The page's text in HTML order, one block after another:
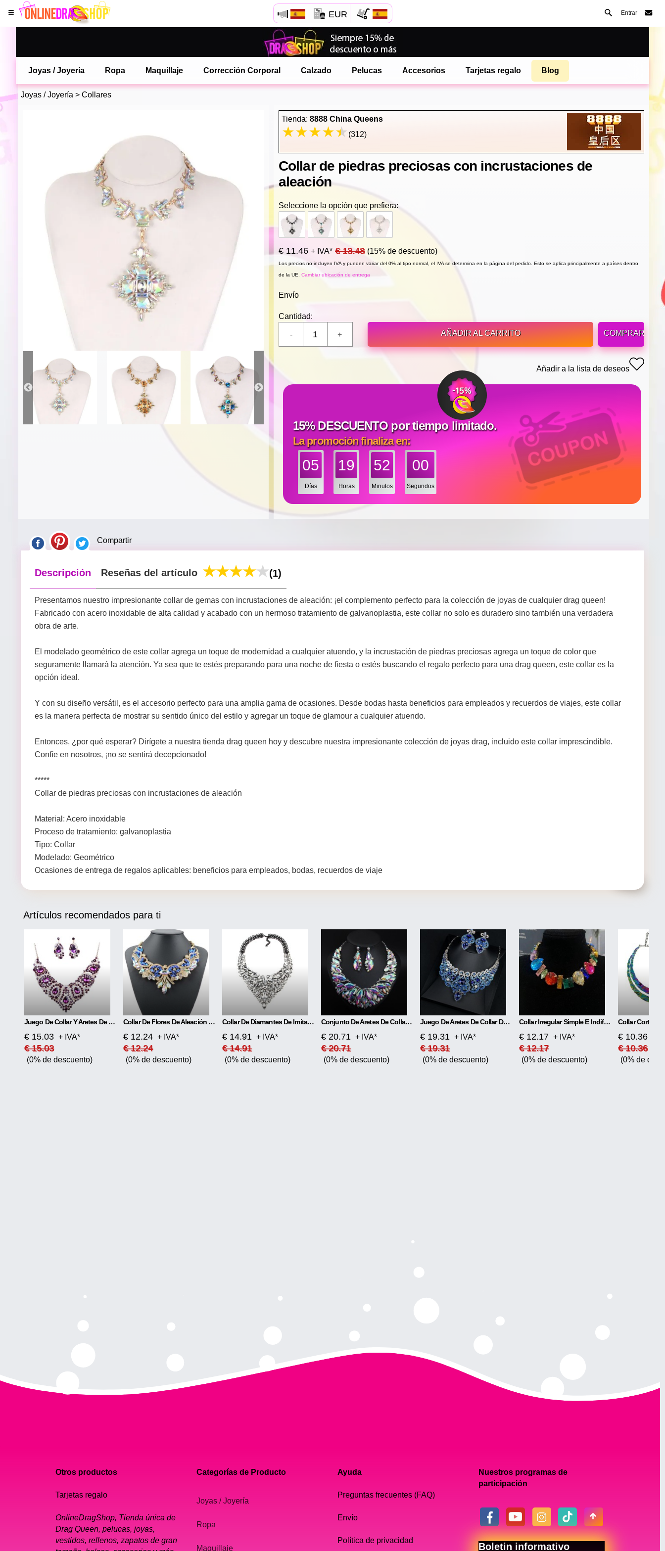
EUR Entrar
Joyas / Joyería Ropa Maquillaje Corrección Corporal Calzado Pelucas Accesorios Tarjetas regalo Blog
Joyas / Joyería > Collares
Tienda: 8888 China Queens
(312)
Collar de piedras preciosas con incrustaciones de
aleación
Seleccione la opción que prefiera:
€ 11.46 + IVA* € 13.48 (15% de descuento)
Los precios no incluyen IVA y pueden variar del 0% al tipo normal, el IVA se determina en la página del pedido. Esto se aplica principalmente a países dentro
de la UE. Cambiar ubicación de entrega
Envío
Cantidad:
AÑADIR AL CARRITO
COMPRAR
Añadir a la lista de deseos
15% DESCUENTO por tiempo limitado.
La promoción finaliza en:
05
Días
19
Horas
51
Minutos
58
Segundos
Compartir
Descripción Reseñas del artículo (1)
Presentamos nuestro impresionante collar de gemas con incrustaciones de aleación: ¡el complemento perfecto para la colección de joyas de cualquier drag queen!
Fabricado con acero inoxidable de alta calidad y acabado con un hermoso tratamiento de galvanoplastia, este collar no solo es duradero sino también una verdadera
obra de arte.
El modelado geométrico de este collar agrega un toque de modernidad a cualquier atuendo, y la incrustación de piedras preciosas agrega un toque de color que
seguramente llamará la atención. Ya sea que te estés preparando para una noche de fiesta o estés buscando el regalo perfecto para una drag queen, este collar es la
opción ideal.
Y con su diseño versátil, es el accesorio perfecto para una amplia gama de ocasiones. Desde bodas hasta beneficios para empleados y recuerdos de viajes, este collar
es la manera perfecta de mostrar su sentido único del estilo y agregar un toque de glamour a cualquier atuendo.
Entonces, ¿por qué esperar? Dirígete a nuestra tienda drag queen hoy y descubre nuestra impresionante colección de joyas drag, incluido este collar imprescindible.
Confíe en nosotros, ¡no se sentirá decepcionado!
*****
Collar de piedras preciosas con incrustaciones de aleación
Material: Acero inoxidable
Proceso de tratamiento: galvanoplastia
Tipo: Collar
Modelado: Geométrico
Ocasiones de entrega de regalos aplicables: beneficios para empleados, bodas, recuerdos de viaje
Artículos recomendados para ti
Juego De Collar Y Aretes De Novia Coloridos
€ 15.03 + IVA*
€ 15.03
(0% de descuento)
Collar De Flores De Aleación De Diamantes
€ 12.24 + IVA*
€ 12.24
(0% de descuento)
Collar De Diamantes De Imitación De Aleación Cadena De Suéter De Diamantes Completos De Lujo
€ 14.91 + IVA*
€ 14.91
(0% de descuento)
Conjunto De Aretes De Collar De Cristal
€ 20.71 + IVA*
€ 20.71
(0% de descuento)
Juego De Aretes De Collar De Cristal Azul
€ 19.31 + IVA*
€ 19.31
(0% de descuento)
Collar Irregular Simple E Indiferente Feng Shui Drill
€ 12.17 + IVA*
€ 12.17
(0% de descuento)
€ 10.36
€ 10.36
(0% de
Abre tu menú de Safari.
o toque el botón de safari como se muestra a la izquierda
y toca AÑADIR A LA PANTALLA DE INICIO
Otros productos
Tarjetas regalo
OnlineDragShop, Tienda única de
Drag Queen, pelucas, joyas,
vestidos, rellenos, zapatos de gran
Categorías de Producto
Joyas / Joyería
Ropa
Maquillaje
Ayuda
Preguntas frecuentes (FAQ)
Envío
Política de privacidad
Nuestros programas de
participación
Boletin informativo